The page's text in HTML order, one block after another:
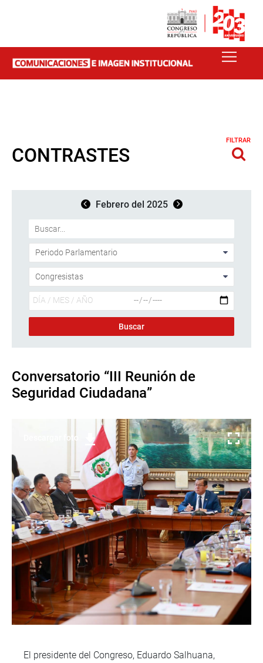
CONTRASTES
FILTRAR
Febrero del 2025
Conversatorio “III Reunión de
Seguridad Ciudadana”
Descargar foto
El presidente del Congreso, Eduardo Salhuana,